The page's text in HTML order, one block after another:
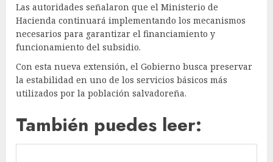
Las autoridades señalaron que el Ministerio de
Hacienda continuará implementando los mecanismos
necesarios para garantizar el financiamiento y
funcionamiento del subsidio.
Con esta nueva extensión, el Gobierno busca preservar
la estabilidad en uno de los servicios básicos más
utilizados por la población salvadoreña.
También puedes leer: